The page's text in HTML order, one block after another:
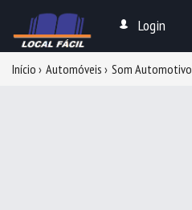
Login
Início Automóveis Som Automotivo